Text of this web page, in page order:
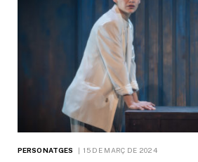
PERSONATGES 15 DE MARÇ DE 2024